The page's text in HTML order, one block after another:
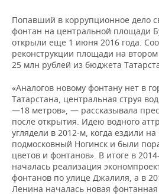
Попавший в коррупционное дело
фонтан на центральной площади
открыли еще 1 июня 2016 года.
реконструкции площади на
25 млн рублей из бюджета
«Аналогов новому фонтану нет в
Татарстана, центральная струя
—18 метров», — рассказывала
после открытия. Идею водного
углядели в 2012-м, когда ездили
подмосковный Ногинск и были
цветов и фонтанов». В итоге в
началась реализация
фонтанов по улице Джалиля, а в
Ленина началась новая фонтанная